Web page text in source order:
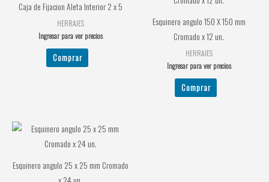
Caja de Fijacion Aleta Interior 2 x 5
HERRAJES
Ingresar para ver precios
Comprar
Esquinero angulo 150 X 150 mm
Cromado x 12 un.
HERRAJES
Ingresar para ver precios
Comprar
Esquinero angulo 25 x 25 mm Cromado